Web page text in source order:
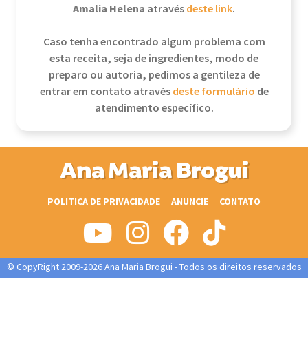
Amalia Helena atravésdeste link.
Caso tenha encontrado algum problema com
esta receita, seja de ingredientes, modo de
preparo ou autoria, pedimos a gentileza de
entrar em contato atravésdeste formulário de
atendimento específico.
Ana Maria Brogui
POLITICA DE PRIVACIDADE ANUNCIE CONTATO
© CopyRight 2009-2026 Ana Maria Brogui - Todos os direitos reservados